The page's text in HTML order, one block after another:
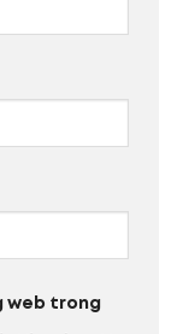
web trong